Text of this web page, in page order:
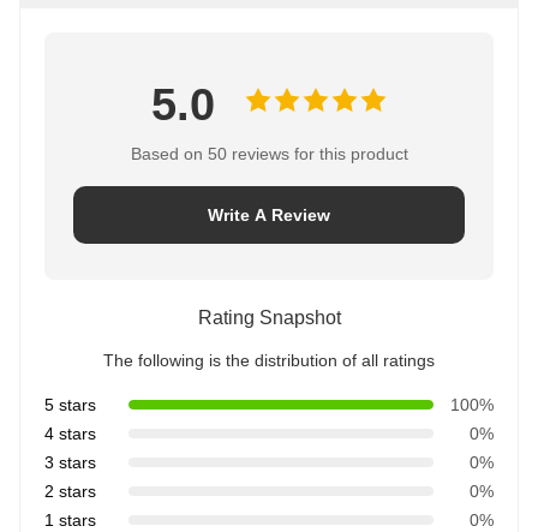
5.0
Based on 50 reviews for this product
Write A Review
Rating Snapshot
The following is the distribution of all ratings
5 stars
100%
4 stars
0%
3 stars
0%
2 stars
0%
1 stars
0%